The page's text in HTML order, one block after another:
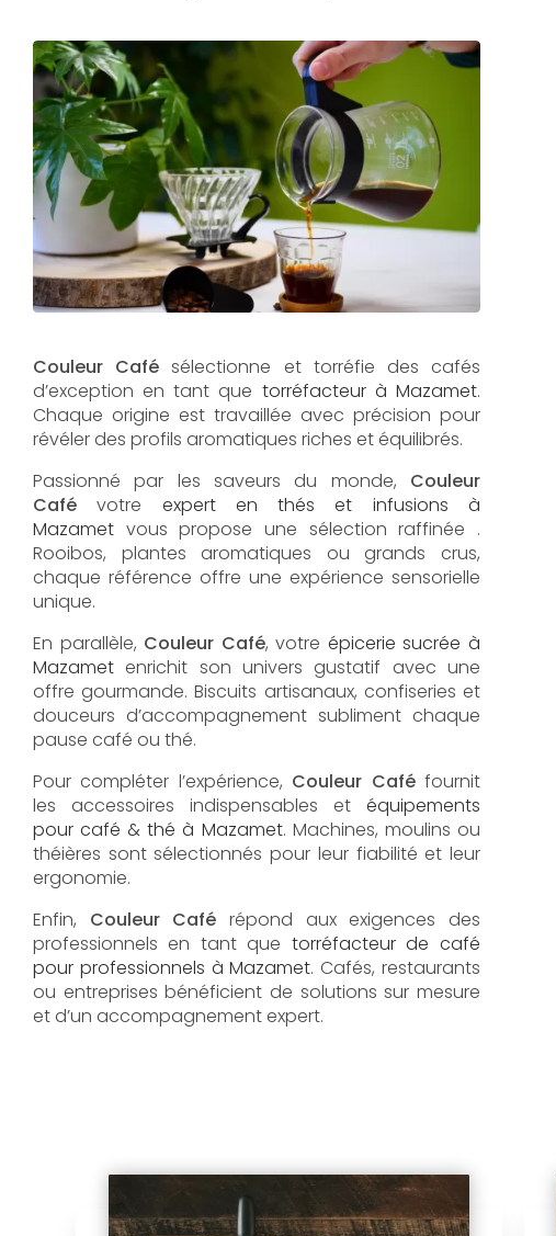
Couleur Café sélectionne et torréfie des cafés
d’exception en tant que torréfacteur à Mazamet.
Chaque origine est travaillée avec précision pour
révéler des profils aromatiques riches et équilibrés.
Passionné par les saveurs du monde, Couleur
Café votre expert en thés et infusions à
Mazamet vous propose une sélection raffinée .
Rooibos, plantes aromatiques ou grands crus,
chaque référence offre une expérience sensorielle
unique.
En parallèle, Couleur Café, votre épicerie sucrée à
Mazamet enrichit son univers gustatif avec une
offre gourmande. Biscuits artisanaux, confiseries et
douceurs d’accompagnement subliment chaque
pause café ou thé.
Pour compléter l’expérience, Couleur Caféfournit
les accessoires indispensables et équipements
pour café & thé à Mazamet. Machines, moulins ou
théières sont sélectionnés pour leur fiabilité et leur
ergonomie.
Enfin, Couleur Café répond aux exigences des
professionnels en tant que torréfacteur de café
pour professionnels à Mazamet. Cafés, restaurants
ou entreprises bénéficient de solutions sur mesure
et d’un accompagnement expert.